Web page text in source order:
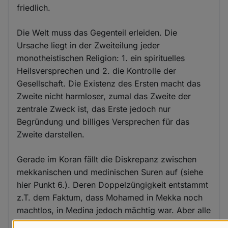
friedlich.
Die Welt muss das Gegenteil erleiden. Die
Ursache liegt in der Zweiteilung jeder
monotheistischen Religion: 1. ein spirituelles
Heilsversprechen und 2. die Kontrolle der
Gesellschaft. Die Existenz des Ersten macht das
Zweite nicht harmloser, zumal das Zweite der
zentrale Zweck ist, das Erste jedoch nur
Begründung und billiges Versprechen für das
Zweite darstellen.
Gerade im Koran fällt die Diskrepanz zwischen
mekkanischen und medinischen Suren auf (siehe
hier Punkt 6.). Deren Doppelzüngigkeit entstammt
z.T. dem Faktum, dass Mohamed in Mekka noch
machtlos, in Medina jedoch mächtig war. Aber alle
Suren verblieben im Koran, weil sich damit